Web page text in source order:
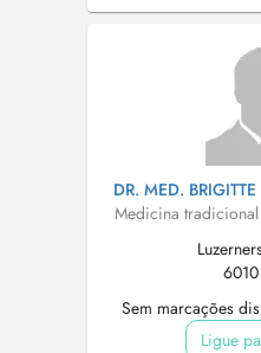
DR. MED.
Medicina tradicional
Sem marcações
Ligue